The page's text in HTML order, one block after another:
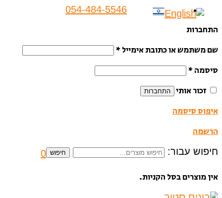
054-484-5546
התחברות
שם משתמש או כתובת אימייל *
סיסמה *
זכור אותי
התחברות
איפוס סיסמה
הרשמה
חיפוש עבור: חיפוש 0
אין מוצרים בסל הקניות.